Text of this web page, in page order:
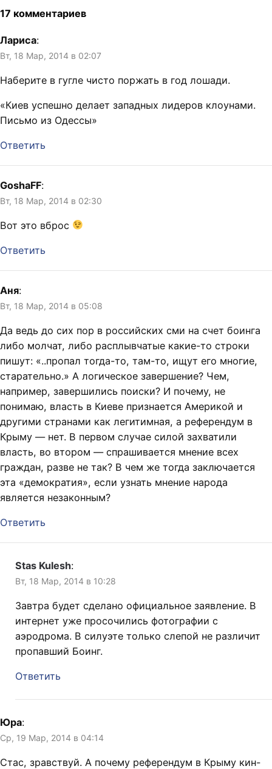
17 комментариев
Лариса:
Вт, 18 Мар, 2014 в 02:07
Наберите в гугле чисто поржать в год лошади.
«Киев успешно делает западных лидеров клоунами.
Письмо из Одессы»
Ответить
GoshaFF:
Вт, 18 Мар, 2014 в 02:30
Вот это вброс
Ответить
Аня:
Вт, 18 Мар, 2014 в 05:08
Да ведь до сих пор в российских сми на счет боинга
либо молчат, либо расплывчатые какие-то строки
пишут: «..пропал тогда-то, там-то, ищут его многие,
старательно.» А логическое завершение? Чем,
например, завершились поиски? И почему, не
понимаю, власть в Киеве признается Америкой и
другими странами как легитимная, а референдум в
Крыму — нет. В первом случае силой захватили
власть, во втором — спрашивается мнение всех
граждан, разве не так? В чем же тогда заключается
эта «демократия», если узнать мнение народа
является незаконным?
Ответить
Stas Kulesh:
Вт, 18 Мар, 2014 в 10:28
Завтра будет сделано официальное заявление. В
интернет уже просочились фотографии с
аэродрома. В силуэте только слепой не различит
пропавший Боинг.
Ответить
Юра:
Ср, 19 Мар, 2014 в 04:14
Стас, зравствуй. А почему референдум в Крыму кин-